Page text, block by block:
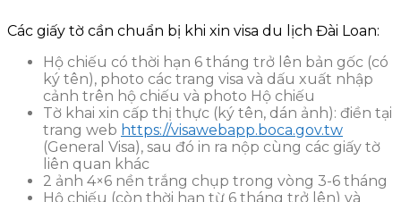
Các giấy tờ cần chuẩn bị khi xin visa du lịch Đài Loan:
Hộ chiếu có thời hạn 6 tháng trở lên bản gốc (có
ký tên), photo các trang visa và dấu xuất nhập
cảnh trên hộ chiếu và photo Hộ chiếu
Tờ khai xin cấp thị thực (ký tên, dán ảnh): điền tại
trang web https://visawebapp.boca.gov.tw
(General Visa), sau đó in ra nộp cùng các giấy tờ
liên quan khác
2 ảnh 4×6 nền trắng chụp trong vòng 3-6 tháng
Hộ chiếu (còn thời hạn từ 6 tháng trở lên) và